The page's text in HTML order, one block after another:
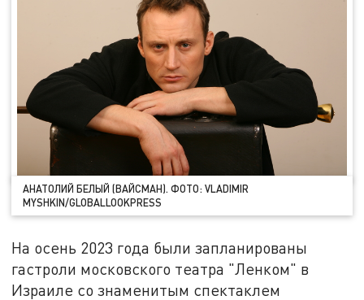
АНАТОЛИЙ БЕЛЫЙ (ВАЙСМАН). ФОТО: VLADIMIR
MYSHKIN/GLOBALLOOKPRESS
На осень 2023 года были запланированы
гастроли московского театра "Ленком" в
Израиле со знаменитым спектаклем